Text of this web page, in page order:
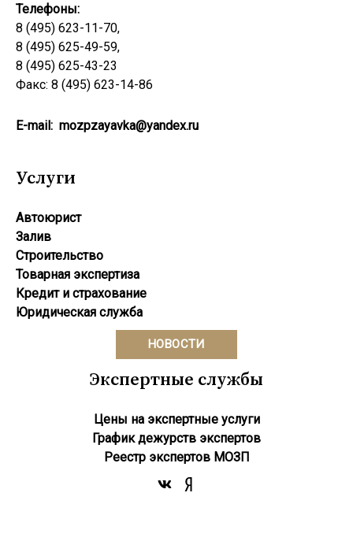
Телефоны:
8 (495) 623-11-70,
8 (495) 625-49-59,
8 (495) 625-43-23
Факс: 8 (495) 623-14-86
E-mail: mozpzayavka@yandex.ru
Услуги
Автоюрист
Залив
Строительство
Товарная экспертиза
Кредит и страхование
Юридическая служба
НОВОСТИ
Экспертные службы
Цены на экспертные услуги
График дежурств экспертов
Реестр экcпертов МОЗП